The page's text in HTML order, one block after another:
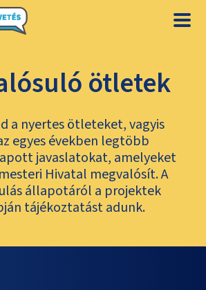
ötletek
a nyertes ötleteket, vagyis
egyes években legtöbb
javaslatokat, amelyeket
Hivatal megvalósít. A
állapotáról a projektek
tájékoztatást adunk.